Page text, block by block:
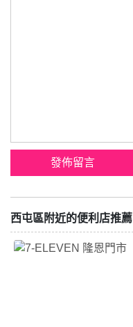
西屯區附近的便利店推薦